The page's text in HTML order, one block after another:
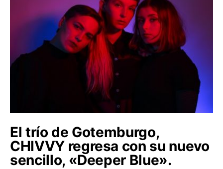
El trío de Gotemburgo,
CHIVVY regresa con su nuevo
sencillo, «Deeper Blue».